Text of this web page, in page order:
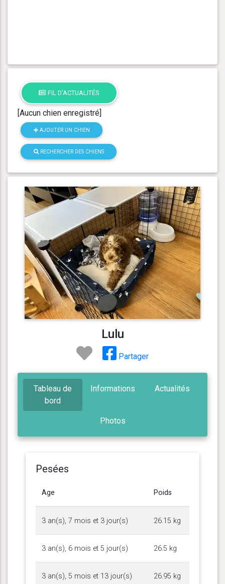
FIL D'ACTUALITÉS
[Aucun chien enregistré]
AJOUTER UN CHIEN
RECHERCHER DES CHIENS
Lulu
Partager
Tableau de
bord
Informations Actualités
Photos
Pesées
Age Poids
3 an(s), 7 mois et 3 jour(s) 26.15 kg
3 an(s), 6 mois et 5 jour(s) 26.5 kg
3 an(s), 5 mois et 13 jour(s) 26.95 kg